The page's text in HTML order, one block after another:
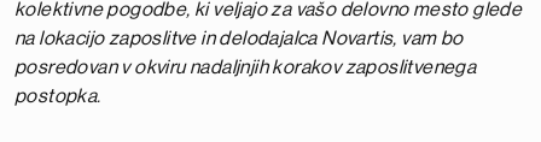
kolektivne pogodbe, ki veljajo za vašo delovno mesto glede
na lokacijo zaposlitve in delodajalca Novartis, vam bo
posredovan v okviru nadaljnjih korakov zaposlitvenega
postopka.